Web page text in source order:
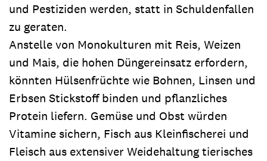
und Pestiziden werden, statt in Schuldenfallen
zu geraten.
Anstelle von Monokulturen mit Reis, Weizen
und Mais, die hohen Düngereinsatz erfordern,
könnten Hülsenfrüchte wie Bohnen, Linsen und
Erbsen Stickstoff binden und pflanzliches
Protein liefern. Gemüse und Obst würden
Vitamine sichern, Fisch aus Kleinfischerei und
Fleisch aus extensiver Weidehaltung tierisches